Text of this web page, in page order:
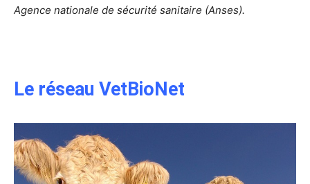
Agence nationale de sécurité sanitaire (Anses).
Le réseau VetBioNet